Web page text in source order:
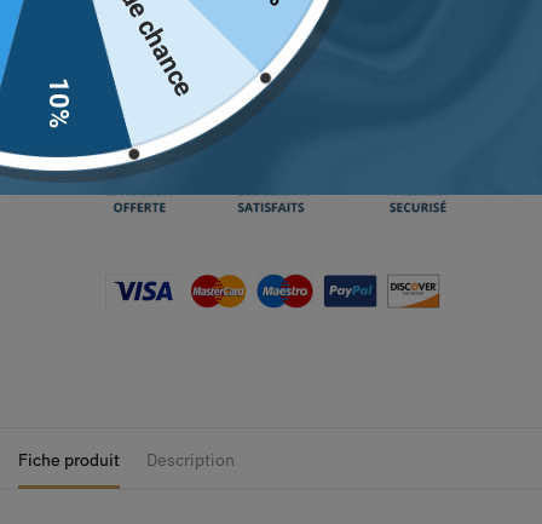
Retrouvez notre guide des tailles juste ici.
Fiche produit Description
10%